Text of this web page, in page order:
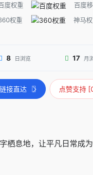
度权重 百度
权重
神马
8 日浏览 17 月
链接直达 点赞支持
息地，让平凡日常成为